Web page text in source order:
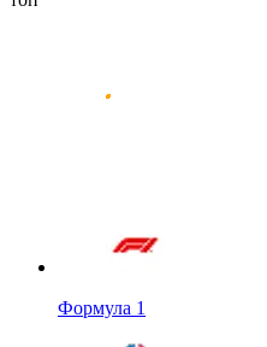
Формула 1